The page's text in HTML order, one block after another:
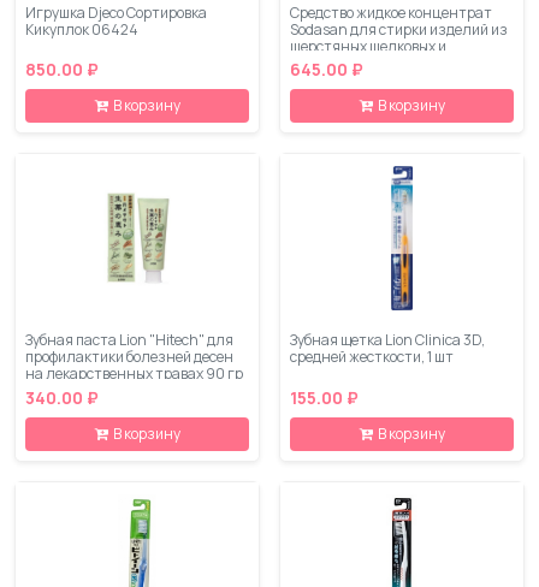
Игрушка Djeco Сортировка
Кикуплок 06424
850.00 ₽
В корзину
Средство жидкое концентрат
Sodasan для стирки изделий из
шерстяных шелковых и
деликатных тканей 750 мл
645.00 ₽
В корзину
Зубная паста Lion "Hitech" для
профилактики болезней десен
на лекарственных травах 90 гр
340.00 ₽
В корзину
Зубная щетка Lion Clinica 3D,
средней жесткости, 1 шт
155.00 ₽
В корзину